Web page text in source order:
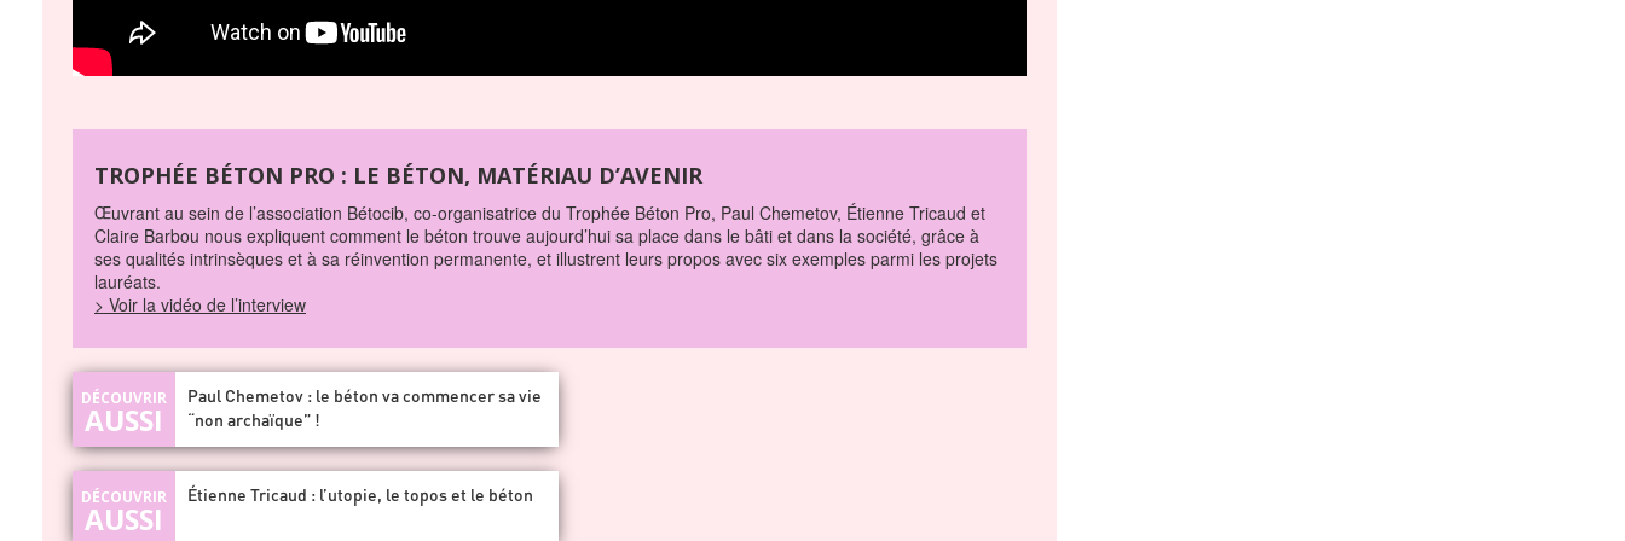
TROPHÉE BÉTON PRO : LE BÉTON, MATÉRIAU D’AVENIR
Œuvrant au sein de l’association Bétocib, co-organisatrice du Trophée Béton Pro, Paul Chemetov, Étienne Tricaud et
Claire Barbou nous expliquent comment le béton trouve aujourd’hui sa place dans le bâti et dans la société, grâce à
ses qualités intrinsèques et à sa réinvention permanente, et illustrent leurs propos avec six exemples parmi les projets
lauréats.
> Voir la vidéo de l’interview
Paul Chemetov : le béton va commencer sa vie
“non archaïque” !
Étienne Tricaud : l’utopie, le topos et le béton